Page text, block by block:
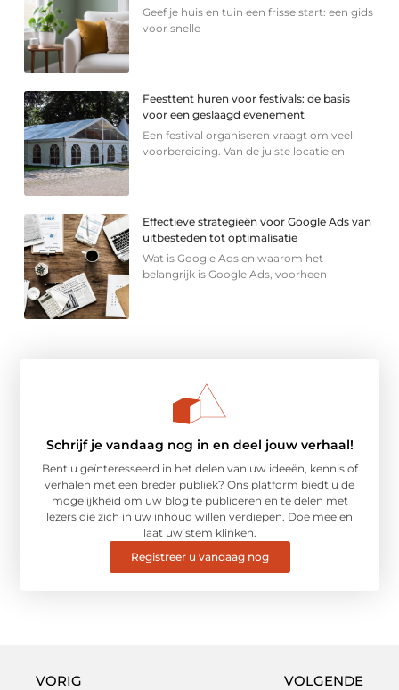
Geef je huis en tuin een frisse start: een gids
voor snelle
Feesttent huren voor festivals: de basis
voor een geslaagd evenement
Een festival organiseren vraagt om veel
voorbereiding. Van de juiste locatie en
Effectieve strategieën voor Google Ads van
uitbesteden tot optimalisatie
Wat is Google Ads en waarom het
belangrijk is Google Ads, voorheen
Schrijf je vandaag nog in en deel jouw verhaal!
Bent u geïnteresseerd in het delen van uw ideeën, kennis of
verhalen met een breder publiek? Ons platform biedt u de
mogelijkheid om uw blog te publiceren en te delen met
lezers die zich in uw inhoud willen verdiepen. Doe mee en
laat uw stem klinken.
Registreer u vandaag nog
VORIG VOLGENDE